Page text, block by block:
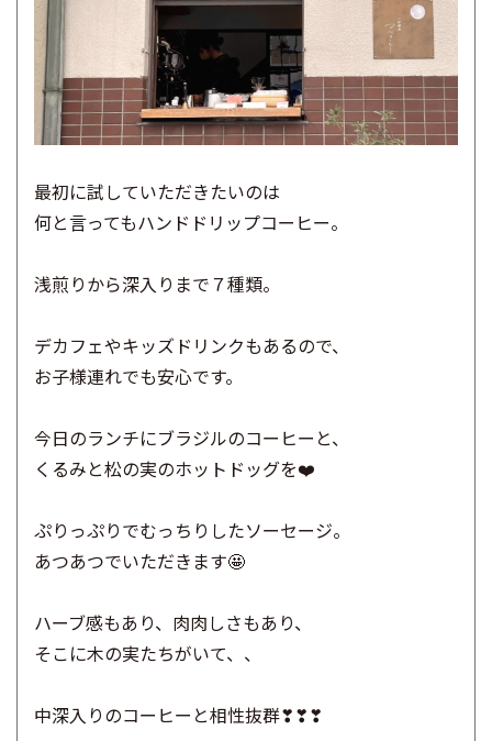
最初に試していただきたいのは
何と言ってもハンドドリップコーヒー。
浅煎りから深入りまで７種類。
デカフェやキッズドリンクもあるので、
お子様連れでも安心です。
今日のランチにブラジルのコーヒーと、
くるみと松の実のホットドッグを❤️
ぷりっぷりでむっちりしたソーセージ。
あつあつでいただきます🤩
ハーブ感もあり、肉肉しさもあり、
そこに木の実たちがいて、、
中深入りのコーヒーと相性抜群❣❣❣